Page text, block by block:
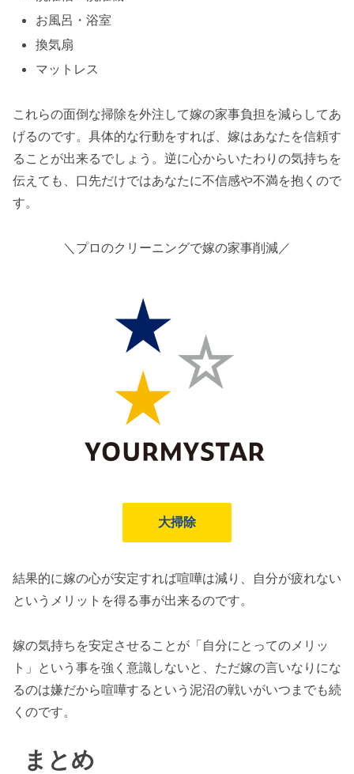
お風呂・浴室
換気扇
マットレス
これらの面倒な掃除を外注して嫁の家事負担を減らしてあ
げるのです。具体的な行動をすれば、嫁はあなたを信頼す
ることが出来るでしょう。逆に心からいたわりの気持ちを
伝えても、口先だけではあなたに不信感や不満を抱くので
す。
＼プロのクリーニングで嫁の家事削減／
大掃除
結果的に嫁の心が安定すれば喧嘩は減り、自分が疲れない
というメリットを得る事が出来るのです。
嫁の気持ちを安定させることが「自分にとってのメリッ
ト」という事を強く意識しないと、ただ嫁の言いなりにな
るのは嫌だから喧嘩するという泥沼の戦いがいつまでも続
くのです。
まとめ